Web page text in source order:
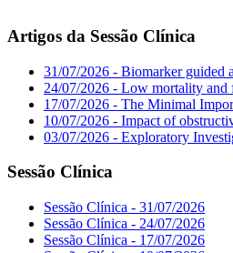
Artigos da Sessão Clínica
31/07/2026 - Biomarker guided
24/07/2026 - Low mortality and
17/07/2026 - The Minimal
10/07/2026 - Impact of
03/07/2026 - Exploratory
Sessão Clínica
Sessão Clínica - 31/07/2026
Sessão Clínica - 24/07/2026
Sessão Clínica - 17/07/2026